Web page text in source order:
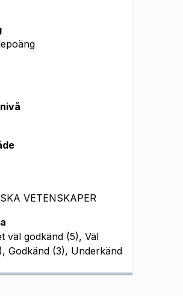
VETENSKAPER
väl godkänd (5), Väl
Godkänd (3), Underkänd